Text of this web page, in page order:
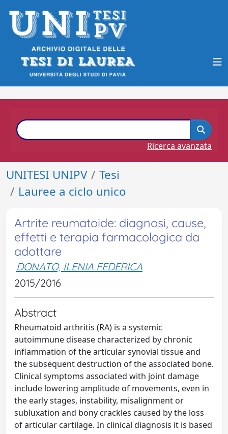
Ricerca avanzata
UNITESI UNIPV
Tesi
Lauree a ciclo unico
Artrite reumatoide: diagnosi, cause,
effetti e terapia farmacologica da
adottare
DONATO, ILENIA FEDERICA
2015/2016
Abstract
Rheumatoid arthritis (RA) is a systemic
autoimmune disease characterized by chronic
inflammation of the articular synovial tissue and
the subsequent destruction of the associated bone.
Clinical symptoms associated with joint damage
include lowering amplitude of movements, even in
the early stages, instability, misalignment or
subluxation and bony crackles caused by the loss
of articular cartilage. In clinical diagnosis it is based